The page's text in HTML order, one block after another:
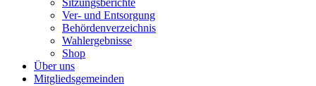
Sitzungsberichte
Ver- und Entsorgung
Behördenverzeichnis
Wahlergebnisse
Shop
Über uns
Mitgliedsgemeinden